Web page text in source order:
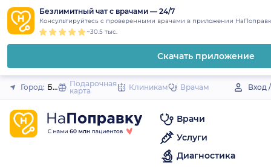
content
Безлимитный чат с врачами — 24/7
Консультируйтесь с проверенными врачами в приложении
~30.5 тыс.
Скачать приложение
Закрыть
Город: БалахнаПодарочная
карта
Клиникам Врачам Вход
Врачи
Услуги
Диагностика